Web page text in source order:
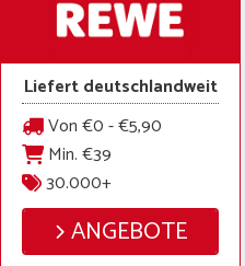
Liefert deutschlandweit
Von €0 - €5,90
Min. €39
30.000+
ANGEBOTE